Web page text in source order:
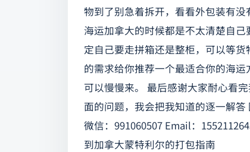
物到了别急着拆开，看看外包装有
海运加拿大的时候都是不太清楚自
定自己要走拼箱还是整柜，可以等
的需求给你推荐一个最适合你的海
可以慢慢来。 最后感谢大家耐心看
面的问题，我会把我知道的逐一解
微信：991060507 Email：
到加拿大蒙特利尔的打包指南